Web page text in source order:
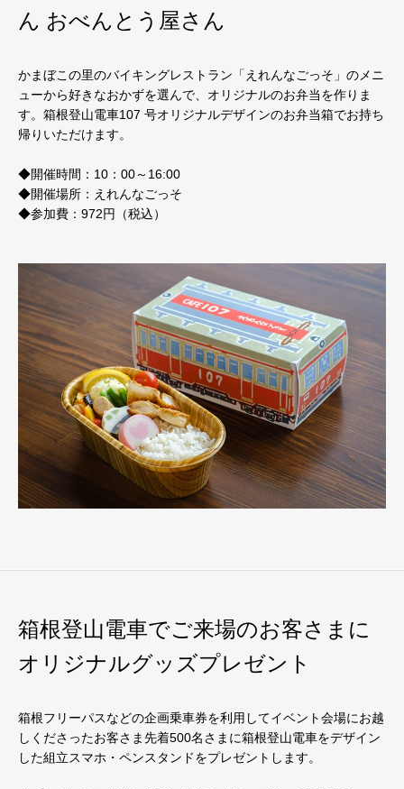
ん おべんとう屋さん
かまぼこの里のバイキングレストラン「えれんなごっそ」のメニ
ューから好きなおかずを選んで、オリジナルのお弁当を作りま
す。箱根登山電車107 号オリジナルデザインのお弁当箱でお持ち
帰りいただけます。
◆開催時間：10：00～16:00
◆開催場所：えれんなごっそ
◆参加費：972円（税込）
箱根登山電車でご来場のお客さまに
オリジナルグッズプレゼント
箱根フリーパスなどの企画乗車券を利用してイベント会場にお越
しくださったお客さま先着500名さまに箱根登山電車をデザイン
した組立スマホ・ペンスタンドをプレゼントします。